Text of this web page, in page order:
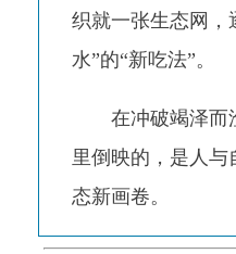
织就一张生态网，
水”的“新吃法”。
在冲破竭泽而
里倒映的，是人与
态新画卷。